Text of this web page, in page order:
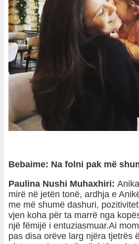
Bebaime: Na folni pak më
Paulina Nushi Muhaxhiri:
mirë në jetën tonë, ardhja e
me më shumë dashuri,
vjen koha për ta marrë nga
një fëmijë i entuziasmuar.Ai
pas disa orëve larg njëra tjetrës